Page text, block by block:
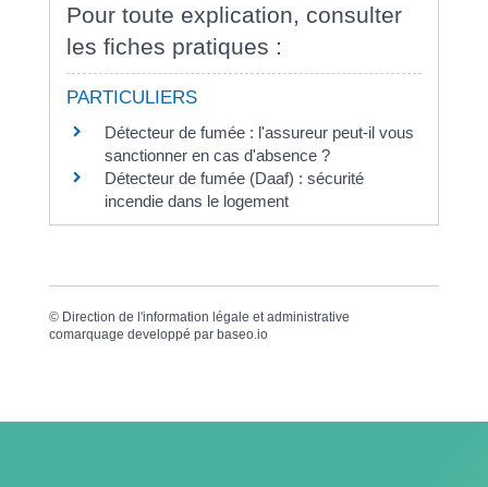
Pour toute explication, consulter
les fiches pratiques :
PARTICULIERS
Détecteur de fumée : l'assureur peut-il vous
sanctionner en cas d'absence ?
Détecteur de fumée (Daaf) : sécurité
incendie dans le logement
© Direction de l'information légale et administrative
comarquage developpé par baseo.io